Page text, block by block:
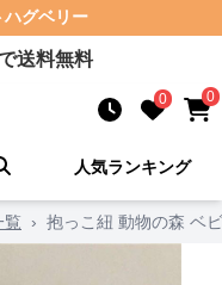
ハグベリー
送料無料
0 0
人気ランキング
覧 › 抱っこ紐 動物の森 ベ